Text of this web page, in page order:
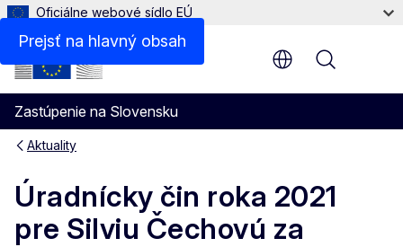
Prejsť na hlavný obsah
Oficiálne webové sídlo EÚ
Zastúpenie na Slovensku
Menu
Aktuality
Úradnícky čin roka 2021
pre Silviu Čechovú za